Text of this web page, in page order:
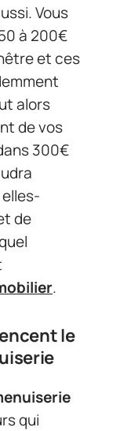
Vous
à 200€
et ces
alors
de vos
300€
de
.
le
qui